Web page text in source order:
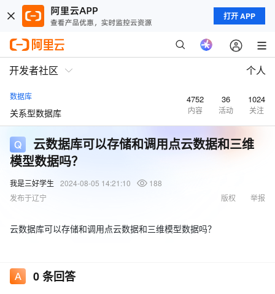
打开 APP
开发者社区 个人
数据库
关系型数据库
4752
内容
36
活动
1024
关注
云数据库可以存储和调用点云数据和三维
模型数据吗？
我是三好学生 2024-08-05 14:21:10
188
发布于辽宁
举报
版权
云数据库可以存储和调用点云数据和三维模型数据吗？
0条回答